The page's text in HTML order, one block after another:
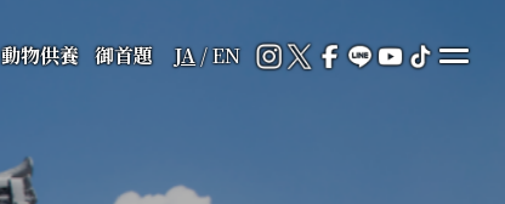
物供養 御首題 JA/EN